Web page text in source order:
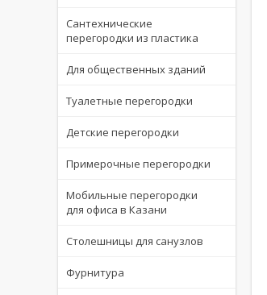
Сантехнические
перегородки из пластика
Для общественных зданий
Туалетные перегородки
Детские перегородки
Примерочные перегородки
Мобильные перегородки
для офиса в Казани
Столешницы для санузлов
Фурнитура